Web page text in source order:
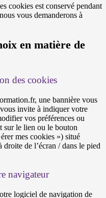
cookies est conservé pendant
vous demanderons à
en matière de
des cookies
une bannière vous
invite à indiquer votre
vos préférences ou
sur le lien ou le bouton
mes cookies ») situé
de l’écran / dans le pied
navigateur
logiciel de navigation de